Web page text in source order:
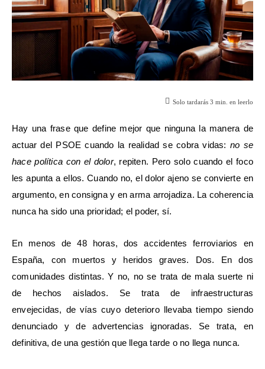
Solo tardarás 3 min. en leerlo
Hay una frase que define mejor que ninguna la manera de
actuar del PSOE cuando la realidad se cobra vidas: no se
hace política con el dolor, repiten. Pero solo cuando el foco
les apunta a ellos. Cuando no, el dolor ajeno se convierte en
argumento, en consigna y en arma arrojadiza. La coherencia
nunca ha sido una prioridad; el poder, sí.
En menos de 48 horas, dos accidentes ferroviarios en
España, con muertos y heridos graves. Dos. En dos
comunidades distintas. Y no, no se trata de mala suerte ni
de hechos aislados. Se trata de infraestructuras
envejecidas, de vías cuyo deterioro llevaba tiempo siendo
denunciado y de advertencias ignoradas. Se trata, en
definitiva, de una gestión que llega tarde o no llega nunca.